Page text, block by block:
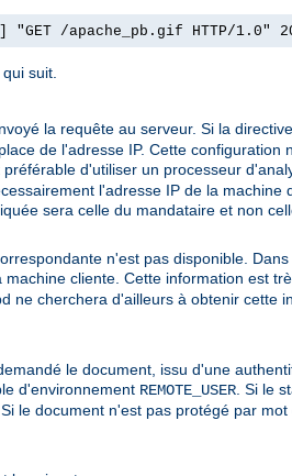
/apache_pb.gif HTTP/1.0"
suit.
la requête au serveur. Si la directive
de l'adresse IP. Cette
d'utiliser un processeur
l'adresse IP de la
sera celle du mandataire et non
n'est pas disponible.
machine cliente. Cette information est
ne cherchera d'ailleurs à obtenir cette
le document, issu d'une
d'environnement REMOTE_USER. Si le
le document n'est pas protégé par